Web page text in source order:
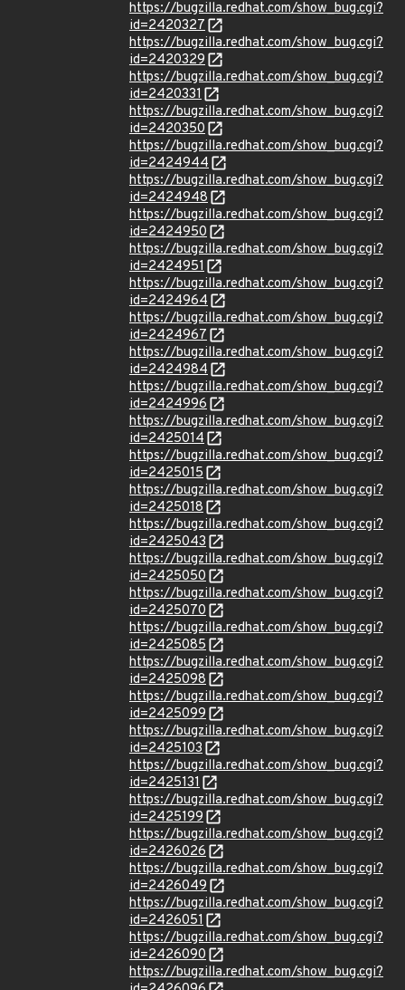
https://bugzilla.redhat.com/show_bug.cgi?
id=2420327
https://bugzilla.redhat.com/show_bug.cgi?
id=2420329
https://bugzilla.redhat.com/show_bug.cgi?
id=2420331
https://bugzilla.redhat.com/show_bug.cgi?
id=2420350
https://bugzilla.redhat.com/show_bug.cgi?
id=2424944
https://bugzilla.redhat.com/show_bug.cgi?
id=2424948
https://bugzilla.redhat.com/show_bug.cgi?
id=2424950
https://bugzilla.redhat.com/show_bug.cgi?
id=2424951
https://bugzilla.redhat.com/show_bug.cgi?
id=2424964
https://bugzilla.redhat.com/show_bug.cgi?
id=2424967
https://bugzilla.redhat.com/show_bug.cgi?
id=2424984
https://bugzilla.redhat.com/show_bug.cgi?
id=2424996
https://bugzilla.redhat.com/show_bug.cgi?
id=2425014
https://bugzilla.redhat.com/show_bug.cgi?
id=2425015
https://bugzilla.redhat.com/show_bug.cgi?
id=2425018
https://bugzilla.redhat.com/show_bug.cgi?
id=2425043
https://bugzilla.redhat.com/show_bug.cgi?
id=2425050
https://bugzilla.redhat.com/show_bug.cgi?
id=2425070
https://bugzilla.redhat.com/show_bug.cgi?
id=2425085
https://bugzilla.redhat.com/show_bug.cgi?
id=2425098
https://bugzilla.redhat.com/show_bug.cgi?
id=2425099
https://bugzilla.redhat.com/show_bug.cgi?
id=2425103
https://bugzilla.redhat.com/show_bug.cgi?
id=2425131
https://bugzilla.redhat.com/show_bug.cgi?
id=2425199
https://bugzilla.redhat.com/show_bug.cgi?
id=2426026
https://bugzilla.redhat.com/show_bug.cgi?
id=2426049
https://bugzilla.redhat.com/show_bug.cgi?
id=2426051
https://bugzilla.redhat.com/show_bug.cgi?
id=2426090
https://bugzilla.redhat.com/show_bug.cgi?